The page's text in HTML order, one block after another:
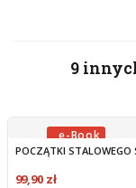
9
OBECNIE BRAK NA STANIE
POCZĄTKI
99,90 zł